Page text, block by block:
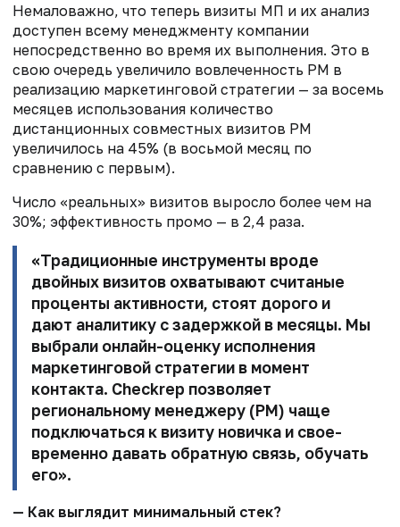
Немаловажно, что теперь визиты МП и их анализ
доступен всему менеджменту компании
непосредственно во время их выполнения. Это в
свою очередь увеличило вовлеченность РМ в
реализацию маркетинговой стратегии — за восемь
месяцев использования количество
дистанционных совместных визитов РМ
увеличилось на 45% (в восьмой месяц по
сравнению с первым).
Число «реальных» визитов выросло более чем на
30%; эффективность промо — в 2,4 раза.
«Традиционные инструменты вроде
двойных визитов охватывают считаные
проценты активности, стоят дорого и
дают аналитику с задержкой в месяцы. Мы
выбрали онлайн-оценку исполнения
маркетинговой стратегии в момент
контакта. Checkrep позволяет
региональному менеджеру (РМ) чаще
подключаться к визиту новичка и свое­
временно давать обратную связь, обучать
его».
— Как выглядит минимальный стек?